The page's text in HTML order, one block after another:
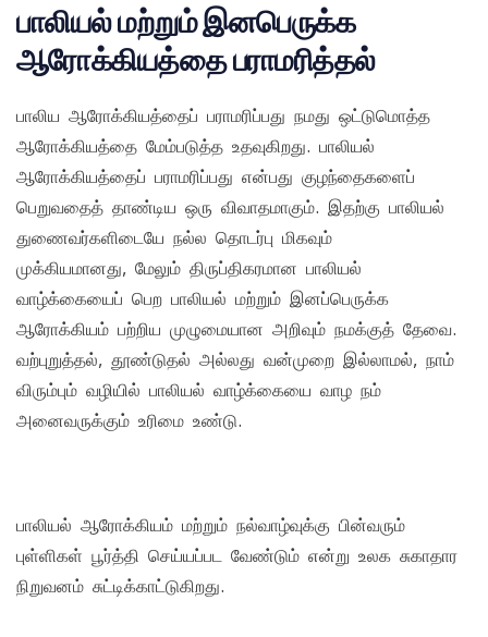
பாலியல் மற்றும் இனபெருக்க
ஆரோக்கியத்தை பராமரித்தல்
பாலிய ஆரோக்கியத்தைப் பராமரிப்பது நமது ஒட்டுமொத்த
ஆரோக்கியத்தை மேம்படுத்த உதவுகிறது. பாலியல்
ஆரோக்கியத்தைப் பராமரிப்பது என்பது குழந்தைகளைப்
பெறுவதைத் தாண்டிய ஒரு விவாதமாகும். இதற்கு பாலியல்
துணைவர்களிடையே நல்ல தொடர்பு மிகவும்
முக்கியமானது, மேலும் திருப்திகரமான பாலியல்
வாழ்க்கையைப் பெற பாலியல் மற்றும் இனப்பெருக்க
ஆரோக்கியம் பற்றிய முழுமையான அறிவும் நமக்குத் தேவை.
வற்புறுத்தல், தூண்டுதல் அல்லது வன்முறை இல்லாமல், நாம்
விரும்பும் வழியில் பாலியல் வாழ்க்கையை வாழ நம்
அனைவருக்கும் உரிமை உண்டு.
பாலியல் ஆரோக்கியம் மற்றும் நல்வாழ்வுக்கு பின்வரும்
புள்ளிகள் பூர்த்தி செய்யப்பட வேண்டும் என்று உலக சுகாதார
நிறுவனம் சுட்டிக்காட்டுகிறது.